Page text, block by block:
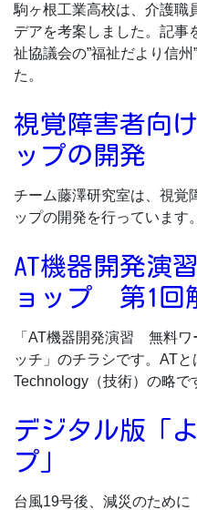
駒ヶ根工業高校は、介護職
デアを考案しました。記事
祉協議会の”福祉だより信
た。
視覚障害者向
ップの開発
チーム藤澤研究室は、視覚
ップの開発を行っています。
AT機器開発演
ョップ 第1回
「AT機器開発演習 無料
ッチ」のチラシです。ATと
Technology（技術）の略で
デジタル版「
プ」
台風19号後、減災のため